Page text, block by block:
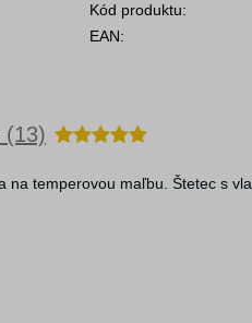
Kód produktu:
EAN:
(13)
temperovou maľbu. Štetec s